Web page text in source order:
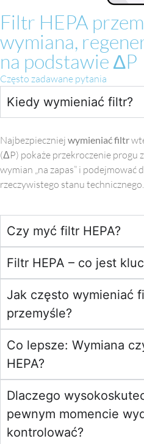
Filtr HEPA
wymiana,
na podstawie ΔP
Często zadawane pytania
Kiedy wymieniać filtr?
Najbezpieczniej wymieniać filtr
(ΔP) pokaże przekroczenie progu
wymian „na zapas” i podejmować
rzeczywistego stanu technicznego.
Czy myć filtr HEPA?
Filtr HEPA – co jest
Jak często wymieniać
przemyśle?
Co lepsze: Wymiana
HEPA?
Dlaczego
pewnym momencie
kontrolować?